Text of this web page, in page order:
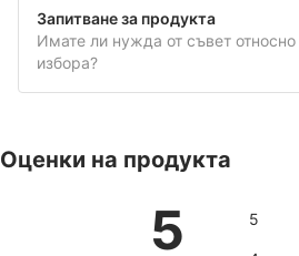
Запитване за продукта
Имате ли нужда от съвет
избора?
Оценки на продукта
5 5